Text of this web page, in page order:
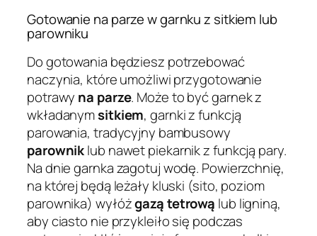
Gotowanie na parze w garnku z sitkiem lub
parowniku
Do gotowania będziesz potrzebować
naczynia, które umożliwi przygotowanie
potrawy na parze. Może to być garnek z
wkładanymsitkiem, garnki z funkcją
parowania, tradycyjny bambusowy
parowniklub nawet piekarnik z funkcją pary.
Na dnie garnka zagotuj wodę. Powierzchnię,
na której będą leżały kluski (sito, poziom
parownika) wyłóżgazą tetrową lub ligniną,
aby ciasto nie przykleiło się podczas